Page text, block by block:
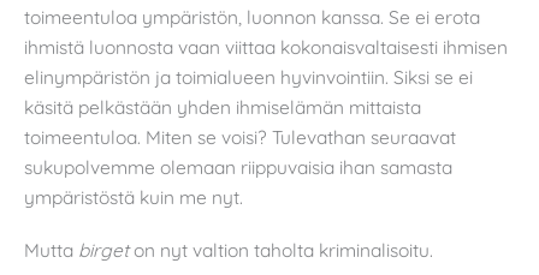
toimeentuloa ympäristön, luonnon kanssa. Se ei erota
ihmistä luonnosta vaan viittaa kokonaisvaltaisesti ihmisen
elinympäristön ja toimialueen hyvinvointiin. Siksi se ei
käsitä pelkästään yhden ihmiselämän mittaista
toimeentuloa. Miten se voisi? Tulevathan seuraavat
sukupolvemme olemaan riippuvaisia ihan samasta
ympäristöstä kuin me nyt.
Mutta birgeton nyt valtion taholta kriminalisoitu.